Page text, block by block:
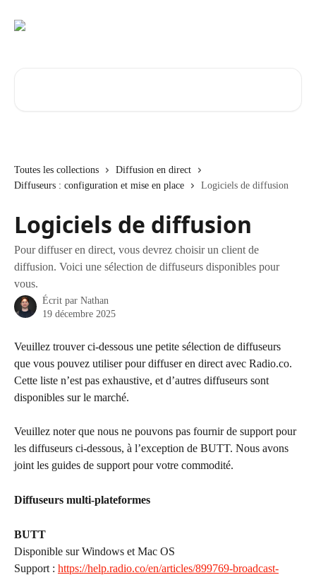
Toutes les collections
Diffusion en direct
Diffuseurs : configuration et mise en place
Logiciels de diffusion
Logiciels de diffusion
Pour diffuser en direct, vous devrez choisir un client de
diffusion. Voici une sélection de diffuseurs disponibles pour
vous.
Écrit par Nathan
19 décembre 2025
Veuillez trouver ci-dessous une petite sélection de diffuseurs
que vous pouvez utiliser pour diffuser en direct avec Radio.co.
Cette liste n’est pas exhaustive, et d’autres diffuseurs sont
disponibles sur le marché.
Veuillez noter que nous ne pouvons pas fournir de support pour
les diffuseurs ci-dessous, à l’exception de BUTT. Nous avons
joint les guides de support pour votre commodité.
Diffuseurs multi-plateformes
BUTT
Disponible sur Windows et Mac OS
Support : https://help.radio.co/en/articles/899769-broadcast-